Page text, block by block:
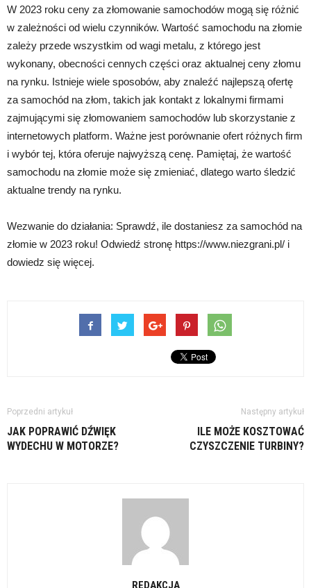
W 2023 roku ceny za złomowanie samochodów mogą się różnić
w zależności od wielu czynników. Wartość samochodu na złomie
zależy przede wszystkim od wagi metalu, z którego jest
wykonany, obecności cennych części oraz aktualnej ceny złomu
na rynku. Istnieje wiele sposobów, aby znaleźć najlepszą ofertę
za samochód na złom, takich jak kontakt z lokalnymi firmami
zajmującymi się złomowaniem samochodów lub skorzystanie z
internetowych platform. Ważne jest porównanie ofert różnych firm
i wybór tej, która oferuje najwyższą cenę. Pamiętaj, że wartość
samochodu na złomie może się zmieniać, dlatego warto śledzić
aktualne trendy na rynku.
Wezwanie do działania: Sprawdź, ile dostaniesz za samochód na
złomie w 2023 roku! Odwiedź stronę https://www.niezgrani.pl/ i
dowiedz się więcej.
Poprzedni artykuł
JAK POPRAWIĆ DŹWIĘK
WYDECHU W MOTORZE?
Następny artykuł
ILE MOŻE KOSZTOWAĆ
CZYSZCZENIE TURBINY?
REDAKCJA